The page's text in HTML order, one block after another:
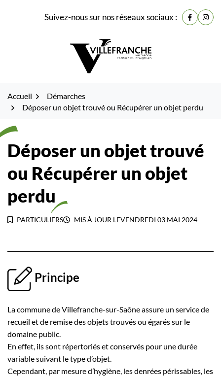
Suivez-nous sur nos réseaux sociaux : Lien vers
Lien
Accueil
Démarches
Déposer un objet trouvé ou Récupérer un objet perdu
Déposer un objet trouvé
ou Récupérer un objet
perdu
PARTICULIERS MIS À JOUR LEVENDREDI 03 MAI 2024
Principe
La commune de Villefranche-sur-Saône assure un service de
recueil et de remise des objets trouvés ou égarés sur le
domaine public.
En effet, ils sont répertoriés et conservés pour une durée
variable suivant le type d’objet.
Cependant, par mesure d’hygiène, les denrées périssables, les